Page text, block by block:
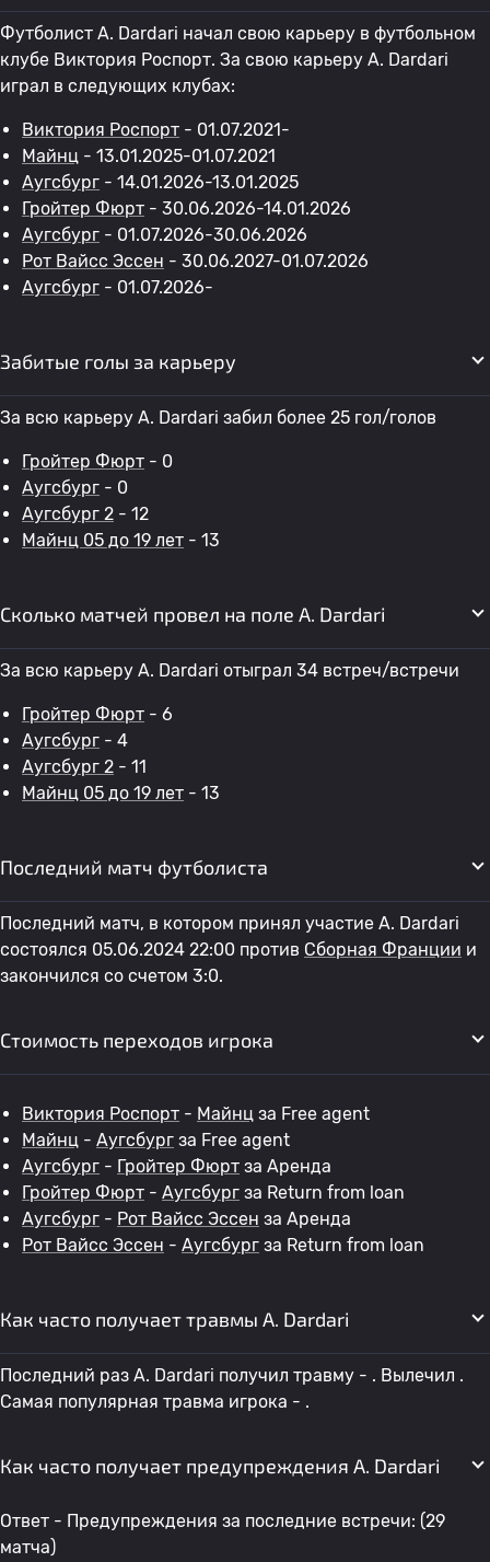
Футболист A. Dardari начал свою карьеру в футбольном
клубе Виктория Роспорт. За свою карьеру A. Dardari
играл в следующих клубах:
Виктория Роспорт - 01.07.2021-
Майнц - 13.01.2025-01.07.2021
Аугсбург - 14.01.2026-13.01.2025
Гройтер Фюрт - 30.06.2026-14.01.2026
Аугсбург - 01.07.2026-30.06.2026
Рот Вайсс Эссен - 30.06.2027-01.07.2026
Аугсбург - 01.07.2026-
Забитые голы за карьеру
За всю карьеру A. Dardari забил более 25 гол/голов
Гройтер Фюрт - 0
Аугсбург - 0
Аугсбург 2 - 12
Майнц 05 до 19 лет - 13
Сколько матчей провел на поле A. Dardari
За всю карьеру A. Dardari отыграл 34 встреч/встречи
Гройтер Фюрт - 6
Аугсбург - 4
Аугсбург 2 - 11
Майнц 05 до 19 лет - 13
Последний матч футболиста
Последний матч, в котором принял участие A. Dardari
состоялся 05.06.2024 22:00 против Сборная Франции и
закончился со счетом 3:0.
Стоимость переходов игрока
Виктория Роспорт - Майнц за Free agent
Майнц - Аугсбург за Free agent
Аугсбург - Гройтер Фюрт за Аренда
Гройтер Фюрт - Аугсбург за Return from loan
Аугсбург - Рот Вайсс Эссен за Аренда
Рот Вайсс Эссен - Аугсбург за Return from loan
Как часто получает травмы A. Dardari
Последний раз A. Dardari получил травму - . Вылечил .
Самая популярная травма игрока - .
Как часто получает предупреждения A. Dardari
Ответ - Предупреждения за последние встречи: (29
матча)